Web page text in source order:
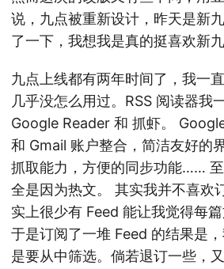
说，九点被重新设计，昨天是新
了一下，我想我是真的挺喜欢新九
九点上线都有两年时间了，我一
几乎没怎么用过。RSS 阅读器我
Google Reader 和 抓虾。
和 Gmail 账户整合，简洁友好的
抓取能力，方便的同步功能……
全是因为热文。 其实我并不喜欢
实上很少有 Feed 能让我觉得每篇
于是订阅了一堆 Feed 的结果是
是要从中筛选。倘若退订一些，